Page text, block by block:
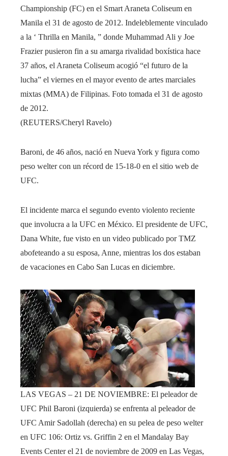
Championship (FC) en el Smart Araneta Coliseum en
Manila el 31 de agosto de 2012. Indeleblemente vinculado
a la ‘ Thrilla en Manila, ” donde Muhammad Ali y Joe
Frazier pusieron fin a su amarga rivalidad boxística hace
37 años, el Araneta Coliseum acogió “el futuro de la
lucha” el viernes en el mayor evento de artes marciales
mixtas (MMA) de Filipinas. Foto tomada el 31 de agosto
de 2012.
(REUTERS/Cheryl Ravelo)
Baroni, de 46 años, nació en Nueva York y figura como
peso welter con un récord de 15-18-0 en el sitio web de
UFC.
El incidente marca el segundo evento violento reciente
que involucra a la UFC en México. El presidente de UFC,
Dana White, fue visto en un video publicado por TMZ
abofeteando a su esposa, Anne, mientras los dos estaban
de vacaciones en Cabo San Lucas en diciembre.
LAS VEGAS – 21 DE NOVIEMBRE: El peleador de
UFC Phil Baroni (izquierda) se enfrenta al peleador de
UFC Amir Sadollah (derecha) en su pelea de peso welter
en UFC 106: Ortiz vs. Griffin 2 en el Mandalay Bay
Events Center el 21 de noviembre de 2009 en Las Vegas,